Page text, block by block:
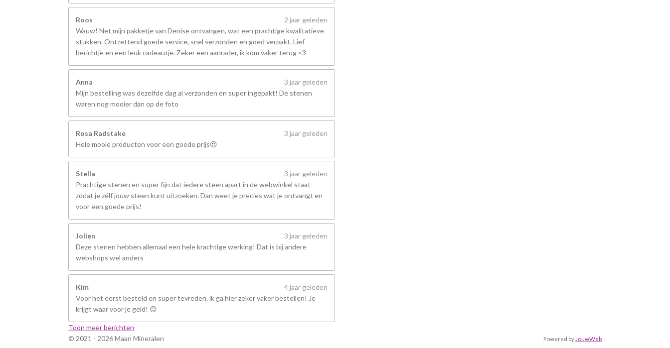
Roos
2 jaar geleden
Wauw! Net mijn pakketje van Denise ontvangen, wat een prachtige kwalitatieve
stukken. Ontzettend goede service, snel verzonden en goed verpakt. Lief
berichtje en een leuk cadeautje. Zeker een aanrader, ik kom vaker terug <3
Anna
3 jaar geleden
Mijn bestelling was dezelfde dag al verzonden en super ingepakt! De stenen
waren nog mooier dan op de foto
Rosa Radstake
3 jaar geleden
Hele mooie producten voor een goede prijs😍
Stella
3 jaar geleden
Prachtige stenen en super fijn dat iedere steen apart in de webwinkel staat
zodat je zélf jouw steen kunt uitzoeken. Dan weet je precies wat je ontvangt en
voor een goede prijs!
Jolien
3 jaar geleden
Deze stenen hebben allemaal een hele krachtige werking! Dat is bij andere
webshops wel anders
Kim
4 jaar geleden
Voor het eerst besteld en super tevreden, ik ga hier zeker vaker bestellen! Je
krijgt waar voor je geld! 😊
Toon meer berichten
© 2021 - 2026 Maan Mineralen
Powered by JouwWeb